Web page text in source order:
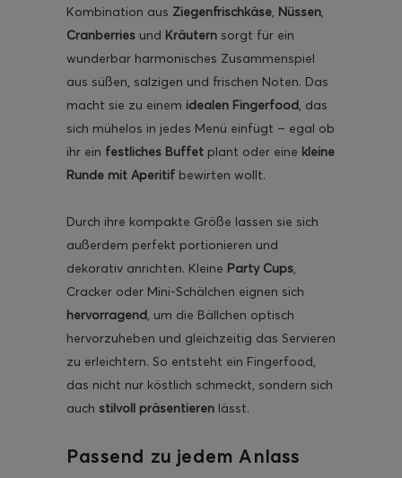
Eis am Stil
Kombination aus Ziegenfrischkäse, Nüssen,
Cranberries und Kräutern sorgt für ein
wunderbar harmonisches Zusammenspiel
aus süßen, salzigen und frischen Noten. Das
macht sie zu einem idealen Fingerfood, das
sich mühelos in jedes Menü einfügt – egal ob
ihr ein festliches Buffet plant oder eine kleine
Runde mit Aperitif bewirten wollt.
Durch ihre kompakte Größe lassen sie sich
außerdem perfekt portionieren und
dekorativ anrichten. Kleine Party Cups,
Cracker oder Mini-Schälchen eignen sich
hervorragend, um die Bällchen optisch
hervorzuheben und gleichzeitig das Servieren
zu erleichtern. So entsteht ein Fingerfood,
das nicht nur köstlich schmeckt, sondern sich
auch stilvoll präsentieren lässt.
Passend zu jedem Anlass